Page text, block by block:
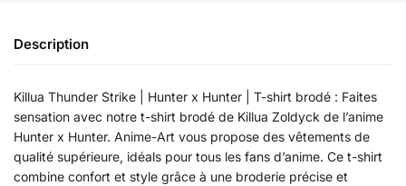
Description
Killua Thunder Strike | Hunter x Hunter | T-shirt brodé : Faites
sensation avec notre t-shirt brodé de Killua Zoldyck de l’anime
Hunter x Hunter. Anime-Art vous propose des vêtements de
qualité supérieure, idéals pour tous les fans d’anime. Ce t-shirt
combine confort et style grâce à une broderie précise et